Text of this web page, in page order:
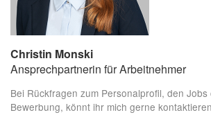
Christin Monski
Ansprechpartnerin für Arbeitnehmer
Bei Rückfragen zum Personalprofil, den
Bewerbung, könnt ihr mich gerne